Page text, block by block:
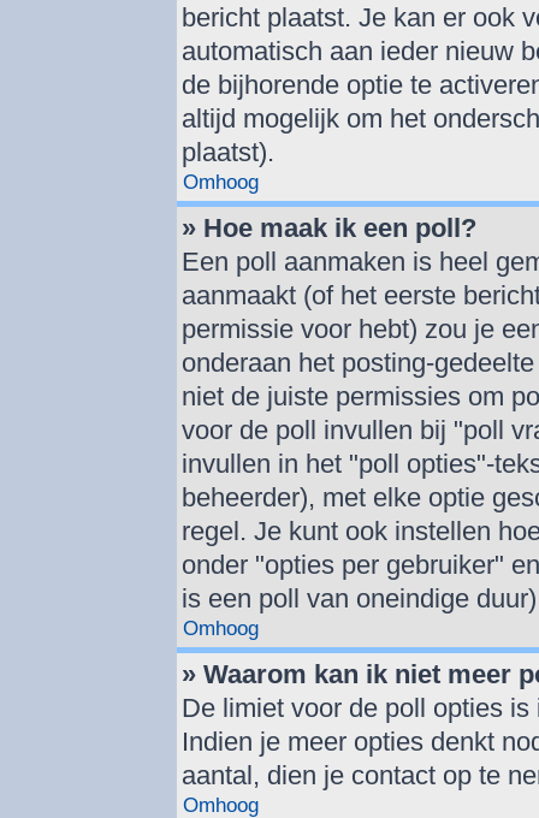
bericht plaatst. Je kan er ook
automatisch aan ieder nieuw
de bijhorende optie te
altijd mogelijk om het
plaatst).
Omhoog
» Hoe maak ik een poll?
Een poll aanmaken is heel
aanmaakt (of het eerste
permissie voor hebt) zou je
onderaan het posting-
niet de juiste permissies om
voor de poll invullen bij "poll
invullen in het "poll opties"-
beheerder), met elke optie
regel. Je kunt ook instellen
onder "opties per gebruiker"
is een poll van oneindige
Omhoog
» Waarom kan ik niet meer
De limiet voor de poll opties
Indien je meer opties denkt
aantal, dien je contact op te
Omhoog